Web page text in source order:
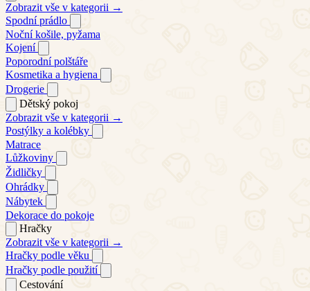
Zobrazit vše v kategorii →
Spodní prádlo
Noční košile, pyžama
Kojení
Poporodní polštáře
Kosmetika a hygiena
Drogerie
Dětský pokoj
Zobrazit vše v kategorii →
Postýlky a kolébky
Matrace
Lůžkoviny
Židličky
Ohrádky
Nábytek
Dekorace do pokoje
Hračky
Zobrazit vše v kategorii →
Hračky podle věku
Hračky podle použití
Cestování